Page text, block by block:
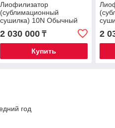
Лиофилизатор
(сублимационный
сушилка) 10N Обычный
мульти коллекторный
серий N
2 030 000₸
Купить
2
год